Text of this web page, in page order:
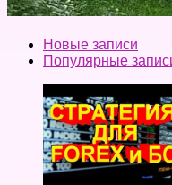
Новые записи
Популярные